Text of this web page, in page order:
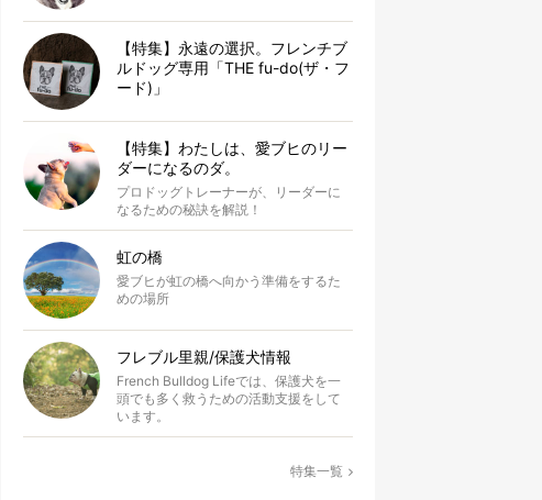
【特集】永遠の選択。フレンチブ
ルドッグ専用「THE fu-do(ザ・フ
ード)」
【特集】わたしは、愛ブヒのリー
ダーになるのダ。
プロドッグトレーナーが、リーダーに
なるための秘訣を解説！
虹の橋
愛ブヒが虹の橋へ向かう準備をするた
めの場所
フレブル里親/保護犬情報
French Bulldog Lifeでは、保護犬を一
頭でも多く救うための活動支援をして
います。
特集一覧